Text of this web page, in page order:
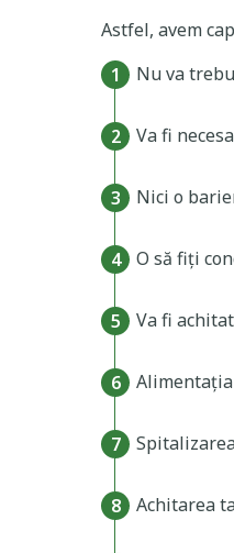
Astfel, avem
Nu va
Va fi
Nici o
O să fiți
Va fi
Achitarea